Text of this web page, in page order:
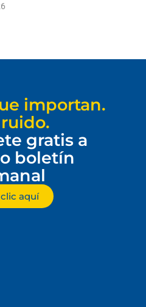
importan.
gratis a
boletín
aquí